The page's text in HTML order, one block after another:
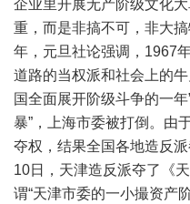
企业里开展无产阶级文化
重，而是非搞不可，非大
年，元旦社论强调，1967
道路的当权派和社会上的
国全面展开阶级斗争的一
暴”，上海市委被打倒。由
夺权，结果全国各地造反
10日，天津造反派夺了《
谓“天津市委的一小撮资产